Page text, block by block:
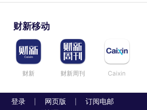
财新移动
财新 财新周刊 Caixin
登录 网页版 订阅电邮